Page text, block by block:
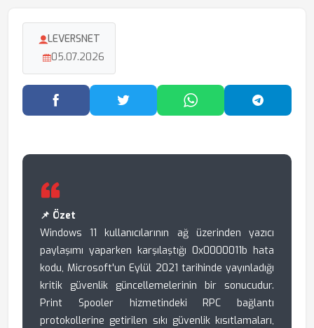
LEVERSNET
05.07.2026
Facebook'ta PaylaşTwitter'da PaylaşWhatsApp'ta Paylaş
📌 Özet
Windows 11 kullanıcılarının ağ üzerinden yazıcı
paylaşımı yaparken karşılaştığı 0x0000011b hata
kodu, Microsoft'un Eylül 2021 tarihinde yayınladığı
kritik güvenlik güncellemelerinin bir sonucudur.
Print Spooler hizmetindeki RPC bağlantı
protokollerine getirilen sıkı güvenlik kısıtlamaları,